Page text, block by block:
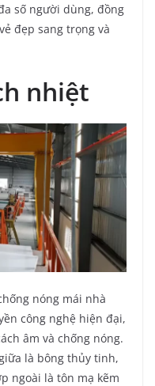
số người dùng, đồng
đẹp sang trọng và
nhiệt
nóng mái nhà
công nghệ hiện đại,
âm và chống nóng.
là bông thủy tinh,
ngoài là tôn mạ kẽm